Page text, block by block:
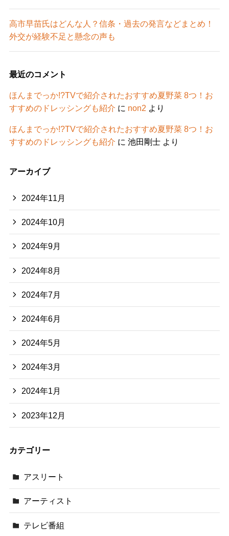
高市早苗氏はどんな人？信条・過去の発言などまとめ！
外交が経験不足と懸念の声も
最近のコメント
ほんまでっか!?TVで紹介されたおすすめ夏野菜 8つ！お
すすめのドレッシングも紹介 に non2 より
ほんまでっか!?TVで紹介されたおすすめ夏野菜 8つ！お
すすめのドレッシングも紹介 に 池田剛士より
アーカイブ
2024年11月
2024年10月
2024年9月
2024年8月
2024年7月
2024年6月
2024年5月
2024年3月
2024年1月
2023年12月
カテゴリー
アスリート
アーティスト
テレビ番組